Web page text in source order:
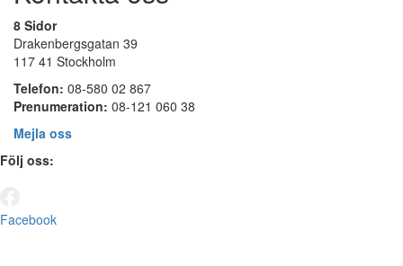
8 Sidor
Drakenbergsgatan 39
117 41 Stockholm
Telefon: 08-580 02 867
Prenumeration: 08-121 060 38
Mejla oss
Följ oss:
Facebook